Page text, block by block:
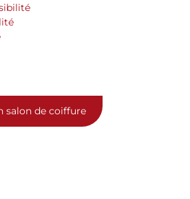
salon de coiffure